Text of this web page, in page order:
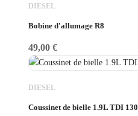
DIESEL
Bobine d'allumage R8
49,00 €
DIESEL
Coussinet de bielle 1.9L TDI 130